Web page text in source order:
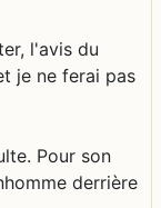
l'avis du
je ne ferai pas
Pour son
derrière